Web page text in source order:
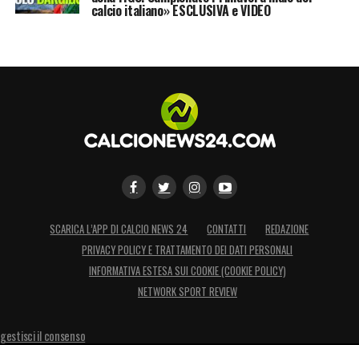
calcio italiano» ESCLUSIVA e VIDEO
SCARICA L’APP DI CALCIO NEWS 24 CONTATTI
REDAZIONE
PRIVACY POLICY E TRATTAMENTO DEI DATI PERSONALI
INFORMATIVA ESTESA SUI COOKIE (COOKIE POLICY)
NETWORK SPORT REVIEW
gestisci il consenso